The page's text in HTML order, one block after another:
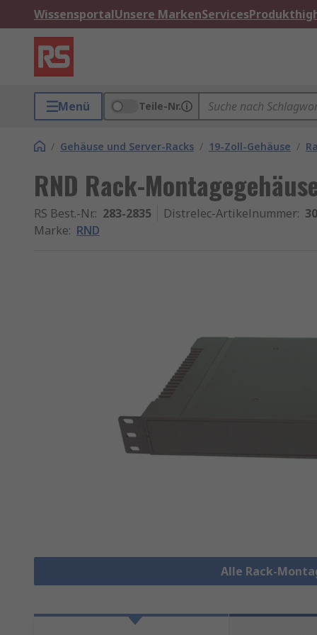
WissensportalUnsere MarkenServices
Menü Teile-Nr.
/ Gehäuse und Server-Racks / 19-Zoll-Gehäuse /
RND Rack-
RS Best.-Nr.: 283-2835 Distrelec-Artikelnummer:
Marke: RND
Alle Rack-